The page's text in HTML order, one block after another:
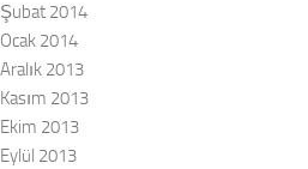
Şubat 2014
Ocak 2014
Aralık 2013
Kasım 2013
Ekim 2013
Eylül 2013